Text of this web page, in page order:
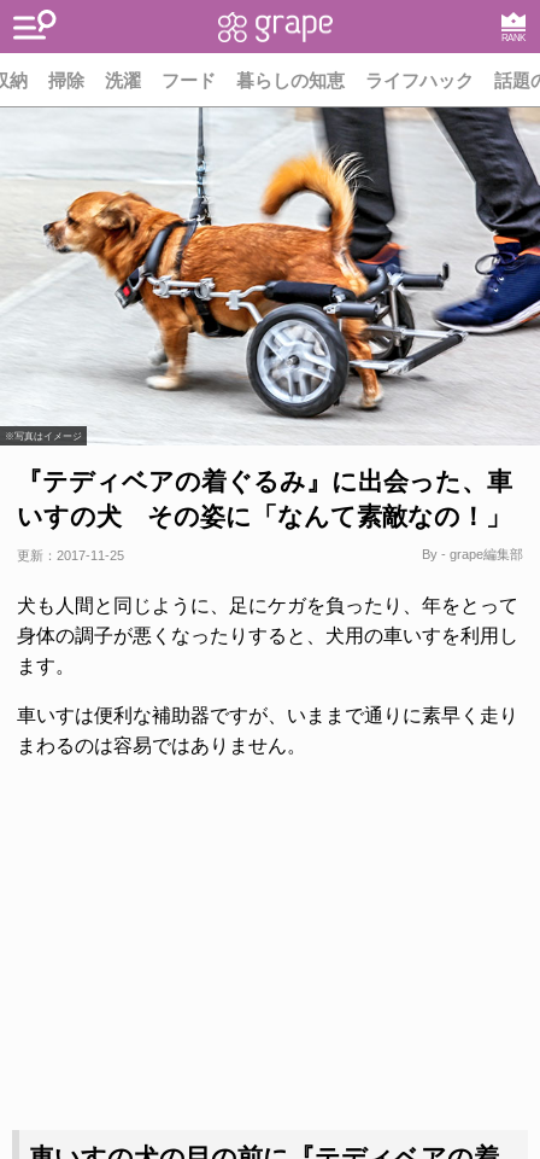
RANK
納 掃除 洗濯 フード 暮らしの知恵 ライフハック 話題
※写真はイメージ
『テディベアの着ぐるみ』に出会った、車
いすの犬 その姿に「なんて素敵なの！」
更新： 2017-11-25 By - grape編集部
犬も人間と同じように、足にケガを負ったり、年をとって
身体の調子が悪くなったりすると、犬用の車いすを利用し
ます。
車いすは便利な補助器ですが、いままで通りに素早く走り
まわるのは容易ではありません。